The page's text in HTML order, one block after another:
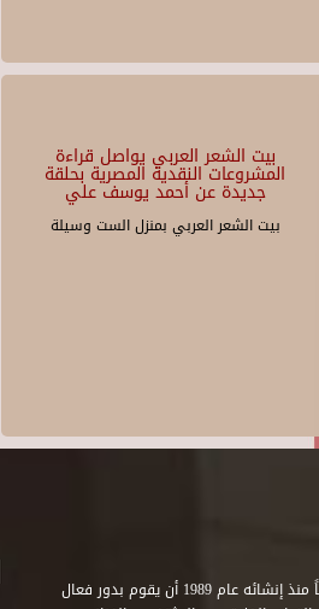
بيت الشعر العربي يواصل قراءة
المشروعات النقدية المصرية بحلقة
جديدة عن أحمد يوسف علي
بيت الشعر العربي بمنزل الست وسيلة
استطاع صندوق التنمية الثقافية على مدى خمسة وثلاثون عاماً منذ إنشائه عام 1989 أن يقوم بدور فعال